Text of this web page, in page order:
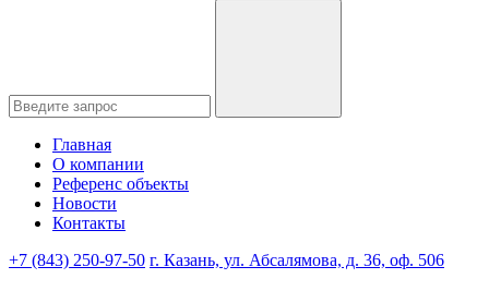
Главная
О компании
Референс объекты
Новости
Контакты
+7 (843) 250-97-50 г. Казань, ул. Абсалямова, д. 36, оф. 506